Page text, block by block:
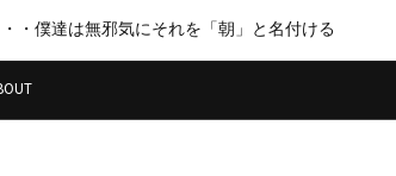
・僕達は無邪気にそれを「朝」と名付ける